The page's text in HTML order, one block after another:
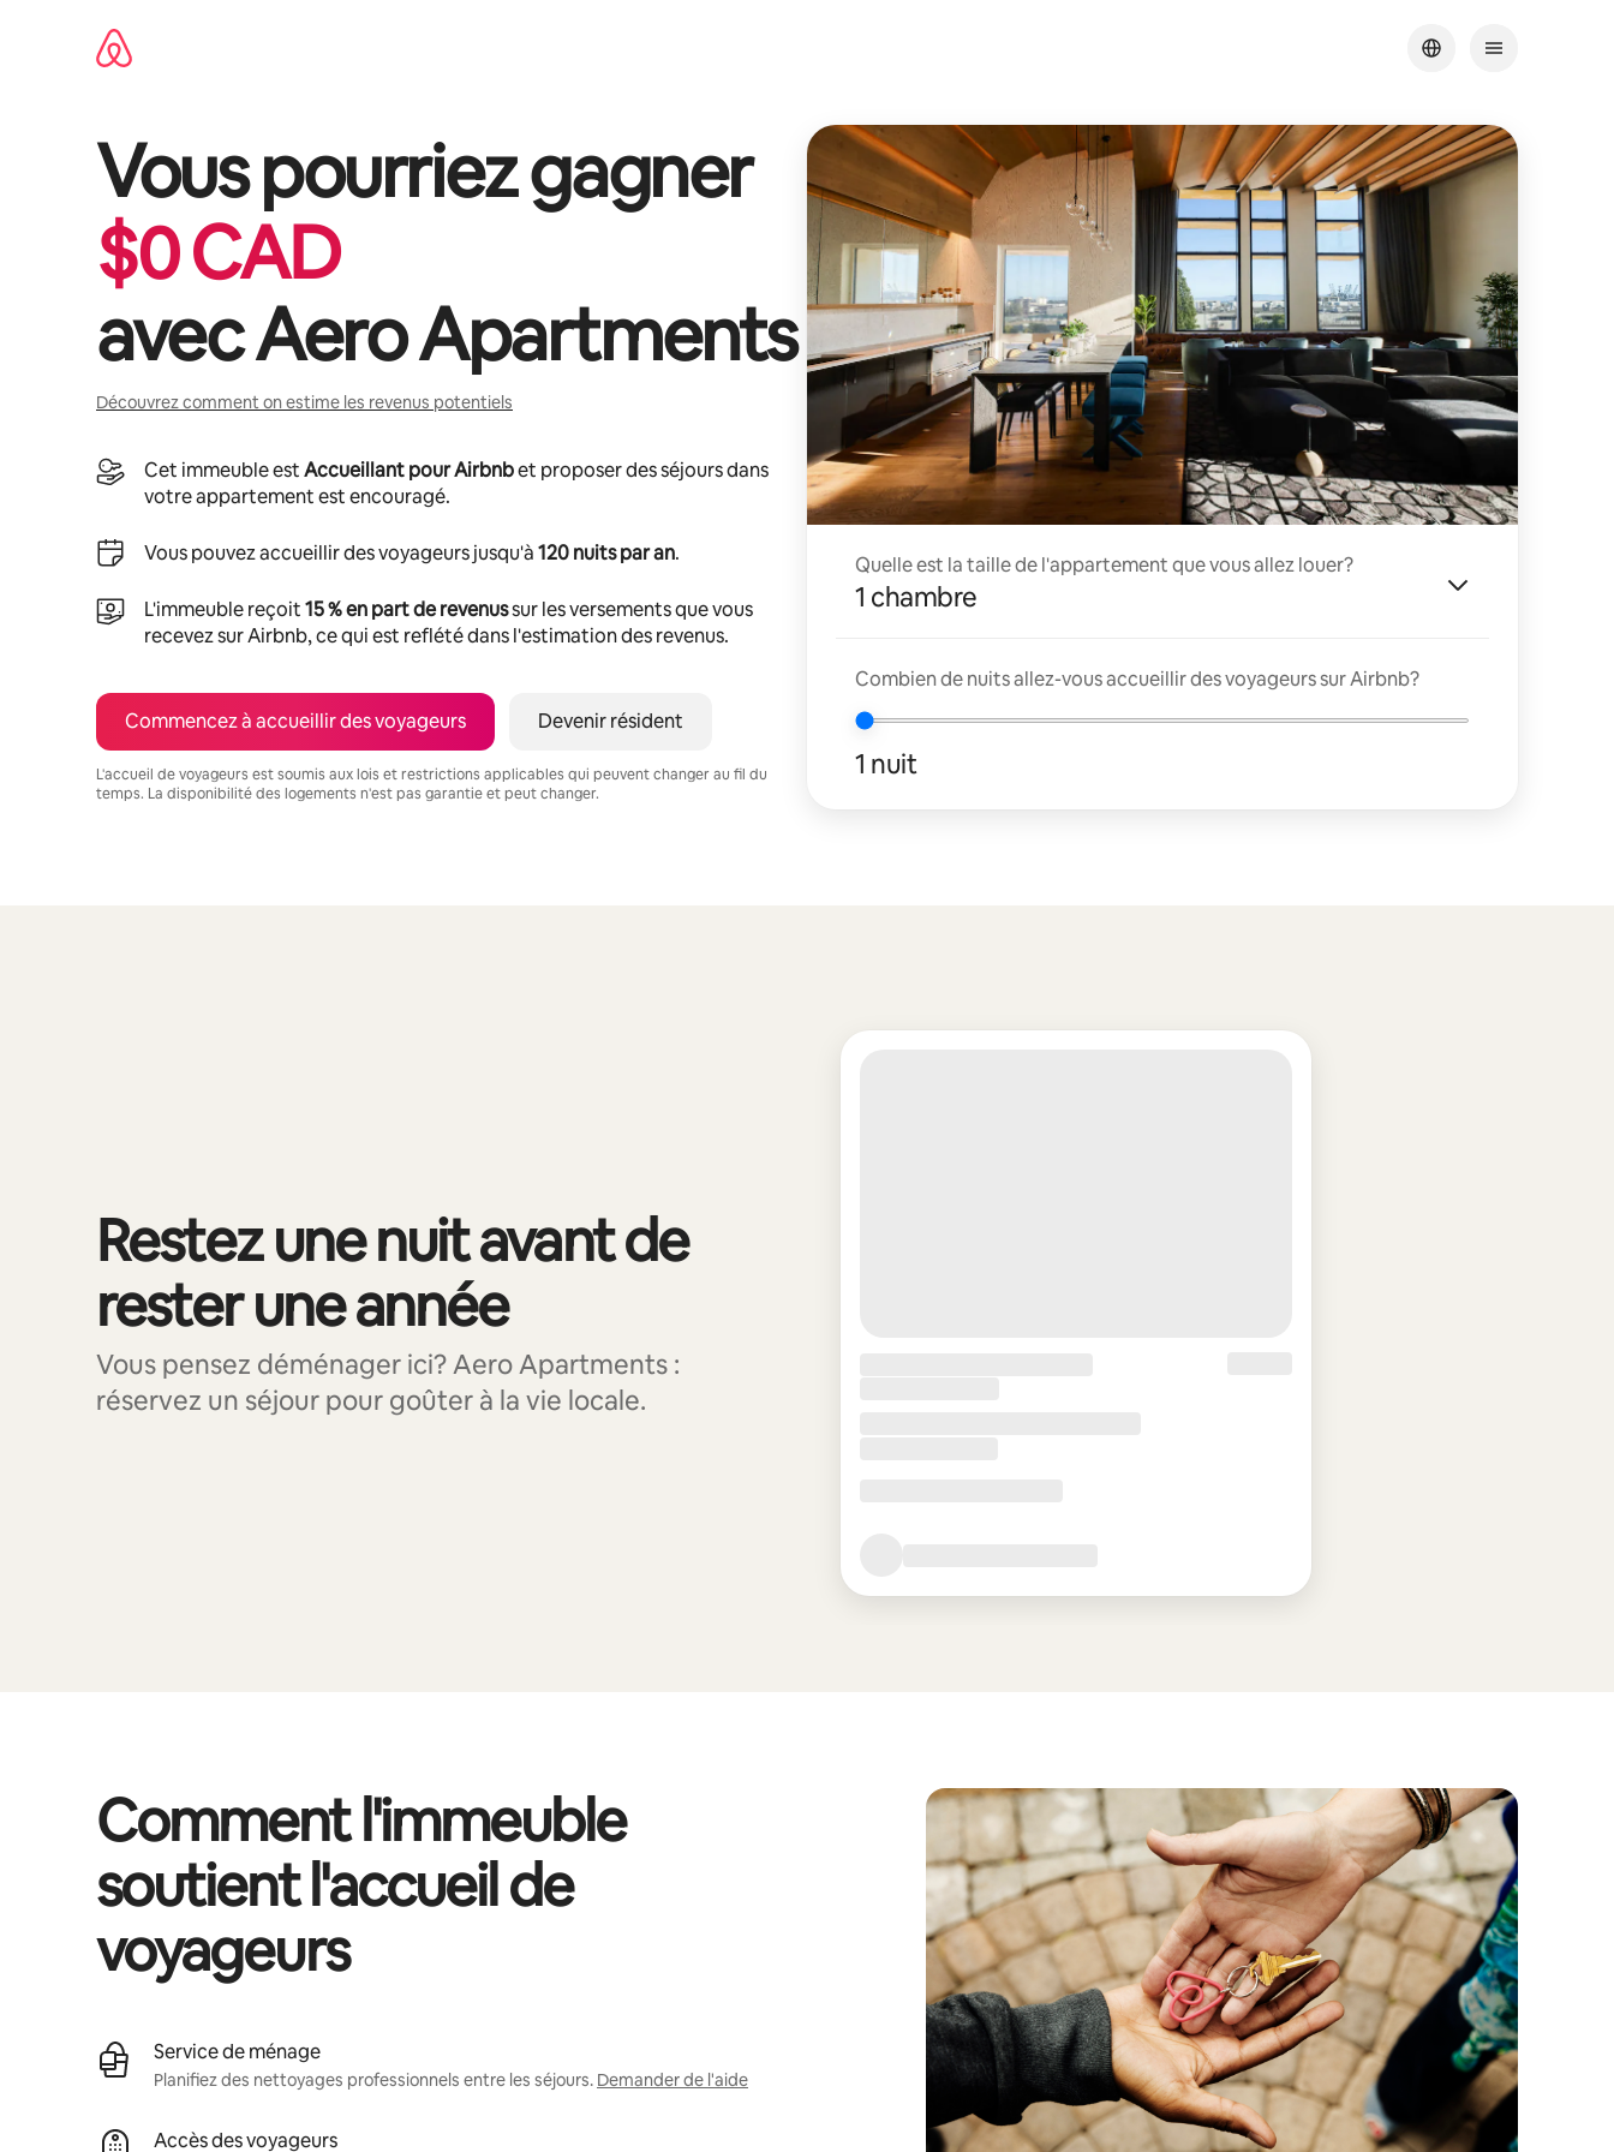
Vous pourriez gagner
$0CAD
avecAero Apartments
Découvrez comment on estime les revenus potentiels
Cet immeuble estAccueillant pour Airbnbet proposer des séjours dans
votre appartement est encouragé.
Vous pouvez accueillir des voyageurs jusqu'à120 nuits par an.
L'immeuble reçoit15 % en part de revenussur les versements que vous
recevez sur Airbnb, ce qui est reflété dans l'estimation des revenus.
Commencez à accueillir des voyageurs Devenir résident
L'accueil de voyageurs est soumis aux lois et restrictions applicables qui peuvent changer au fil du
temps. La disponibilité des logements n'est pas garantie et peut changer.
Quelle est la taille de l'appartement que vous allez louer?
1 chambre
Combien de nuits allez-vous accueillir des voyageurs sur Airbnb?
1 nuit
Restez une nuit avant de
rester une année
Vous pensez déménager ici? Aero Apartments :
réservez un séjour pour goûter à la vie locale.
Comment l'immeuble
soutient l'accueil de
voyageurs
Service de ménage
Planifiez des nettoyages professionnels entre les séjours. Demander de l'aide
Accès des voyageurs